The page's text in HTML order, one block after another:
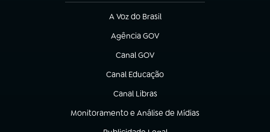
A Voz do Brasil
(abre em nova aba)
Agência GOV
(abre em nova aba)
Canal GOV
(abre em nova aba)
Canal Educação
(abre em nova aba)
Canal Libras
(abre em nova aba)
Monitoramento e Análise de Mídias
(abre em nova aba)